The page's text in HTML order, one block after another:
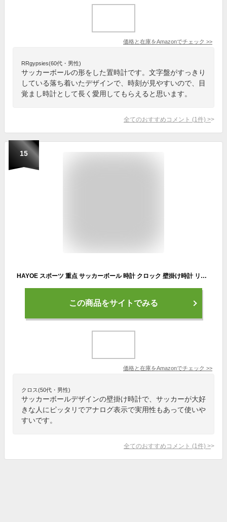
価格と在庫をAmazonでチェック >>
RRgypsies(60代・男性)
サッカーボールの形をした置時計です。文字盤がすっきり
している落ち着いたデザインで、時刻が見やすいので、目
覚まし時計として長く愛用してもらえると思います。
全てのおすすめコメント (1 件) >
15
HAYOE スポーツ 重点 サッカーボール 時計 クロック 壁掛け時計 リビング ダイニング 寝室 インテリア 壁掛け アナログ 贈り物 ギフト 贈答 直径 30cm
この商品をサイトでみる
価格と在庫をAmazonでチェック >>
クロス(50代・男性)
サッカーボールデザインの壁掛け時計で、サッカーが大好
きな人にピッタリでアナログ表示で実用性もあって使いや
すいです。
全てのおすすめコメント (1 件) >